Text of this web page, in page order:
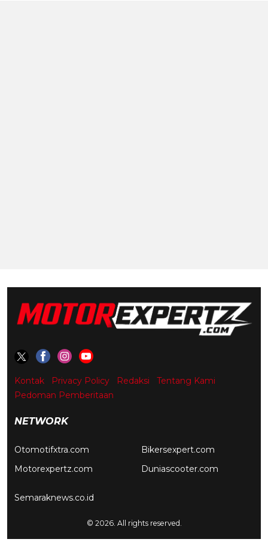
Kontak Privacy Policy Redaksi
Tentang Kami
Pedoman Pemberitaan
NETWORK
Otomotifxtra.com
Motorexpertz.com
Bikersexpert.com
Duniascooter.com
Semaraknews.co.id
© 2026. All rights reserved.